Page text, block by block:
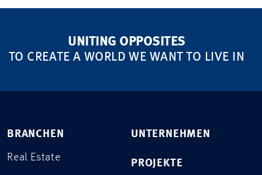
UNITING OPPOSITES
TO CREATE A WORLD WE WANT TO LIVE IN
BRANCHEN
Real Estate
UNTERNEHMEN
PROJEKTE